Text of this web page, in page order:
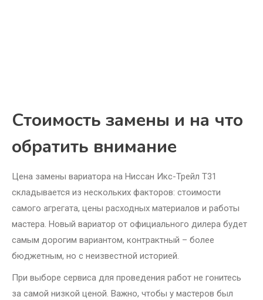
Стоимость замены и на что
обратить внимание
Цена замены вариатора на Ниссан Икс-Трейл Т31
складывается из нескольких факторов: стоимости
самого агрегата, цены расходных материалов и работы
мастера. Новый вариатор от официального дилера будет
самым дорогим вариантом, контрактный – более
бюджетным, но с неизвестной историей.
При выборе сервиса для проведения работ не гонитесь
за самой низкой ценой. Важно, чтобы у мастеров был